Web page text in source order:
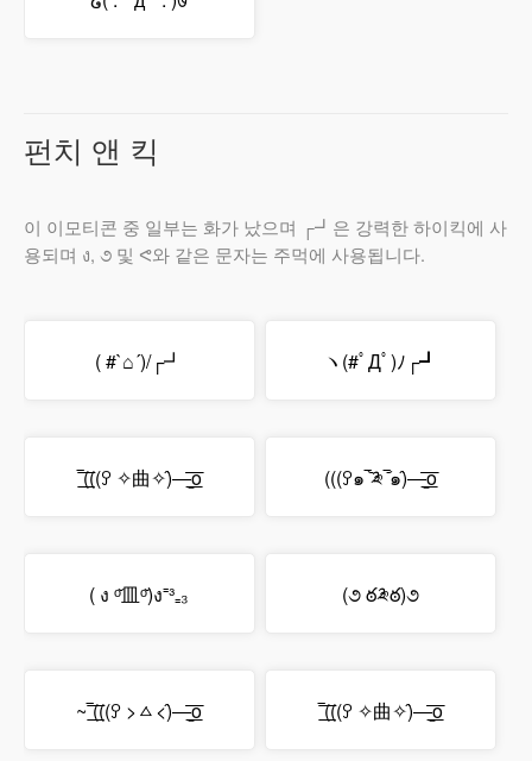
펀치 앤 킥
이 이모티콘 중 일부는 화가 났으며 ┌┛은 강력한 하이킥에 사
용되며 ง, ૭ 및 ᕙ와 같은 문자는 주먹에 사용됩니다.
( #`⌂´)/┌┛ ヽ(#ﾟДﾟ)ﾉ┌┛
‾͟͟͞(((ꎤ ✧曲✧)̂—̳͟͞͞o (((ꎤ๑‾᷅༬‾᷄๑)̂—̳͟͞͞o
( ง ᵒ̌皿ᵒ̌)ง⁼³₌₃ (૭ ఠ༬ఠ)૭
~‾͟͟͞(((ꎤ >ㅿ<)̂—̳͟͞͞o ‾͟͟͞(((ꎤ ✧曲✧)̂—̳͟͞͞o